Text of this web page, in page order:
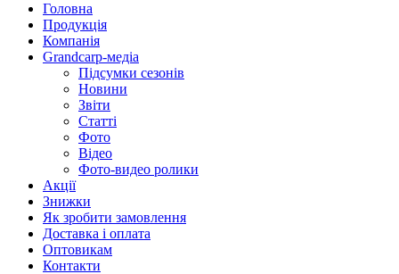
Головна
Продукція
Компанія
Grandcarp-медіа
Підсумки сезонів
Новини
Звіти
Статті
Фото
Відео
Фото-видео ролики
Акції
Знижки
Як зробити замовлення
Доставка і оплата
Оптовикам
Контакти